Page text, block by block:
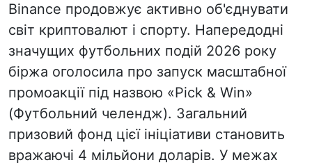
Binance продовжує активно об'єднувати
світ криптовалют і спорту. Напередодні
значущих футбольних подій 2026 року
біржа оголосила про запуск масштабної
промоакції під назвою «Pick & Win»
(Футбольний челендж). Загальний
призовий фонд цієї ініціативи становить
вражаючі 4 мільйони доларів. У межах